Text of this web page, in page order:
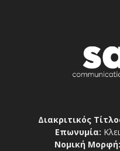
Διακριτικός
Επωνυμία:
Νομική Μορφή: